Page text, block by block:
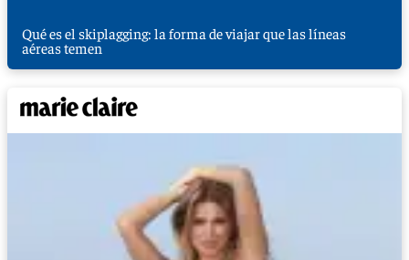
Qué es el skiplagging: la forma de viajar que las líneas
aéreas temen